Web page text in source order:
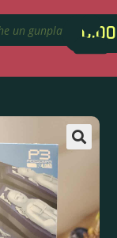
0.00